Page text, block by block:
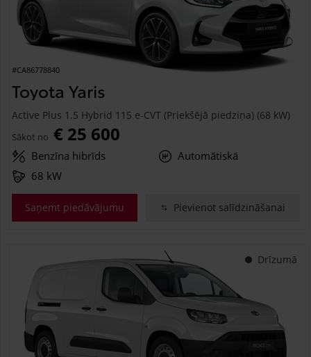
#CA86778840
Toyota Yaris
Active Plus 1.5 Hybrid 115 e-CVT (Priekšējā piedziņa) (68 kW)
Sākot no € 25 600
Benzīna hibrīds
Automātiskā
68 kW
Saņemt piedāvājumu Pievienot salīdzināšanai
Drīzumā